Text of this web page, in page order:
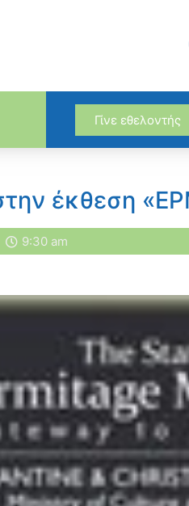
Γίνε εθελοντής
έκθεση
9:30 am